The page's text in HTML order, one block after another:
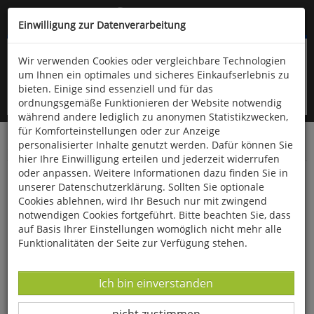
Kompletten Head der Seite überspringen
oder (06766) 9323-960
Startseite Bücher Literatur Belletristik
Admiral Nelson - Unter Englands Flagge
Einwilligung zur Datenverarbeitung
Wir verwenden Cookies oder vergleichbare Technologien
um Ihnen ein optimales und sicheres Einkaufserlebnis zu
bieten. Einige sind essenziell und für das
ordnungsgemäße Funktionieren der Website notwendig
während andere lediglich zu anonymen Statistikzwecken,
für Komforteinstellungen oder zur Anzeige
personalisierter Inhalte genutzt werden. Dafür können Sie
hier Ihre Einwilligung erteilen und jederzeit widerrufen
oder anpassen. Weitere Informationen dazu finden Sie in
unserer Datenschutzerklärung. Sollten Sie optionale
Cookies ablehnen, wird Ihr Besuch nur mit zwingend
notwendigen Cookies fortgeführt. Bitte beachten Sie, dass
auf Basis Ihrer Einstellungen womöglich nicht mehr alle
Funktionalitäten der Seite zur Verfügung stehen.
Datenverarbeitung -
Ich bin einverstanden